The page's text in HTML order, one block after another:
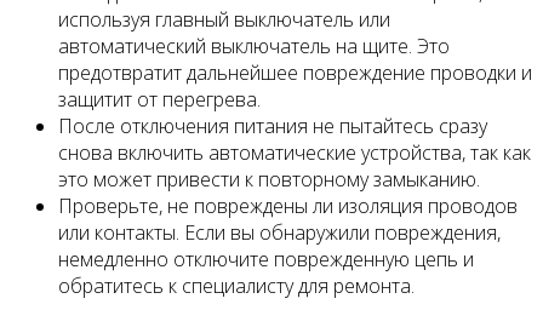
используя главный выключатель или
автоматический выключатель на щите. Это
предотвратит дальнейшее повреждение проводки и
защитит от перегрева.
После отключения питания не пытайтесь сразу
снова включить автоматические устройства, так как
это может привести к повторному замыканию.
Проверьте, не повреждены ли изоляция проводов
или контакты. Если вы обнаружили повреждения,
немедленно отключите поврежденную цепь и
обратитесь к специалисту для ремонта.